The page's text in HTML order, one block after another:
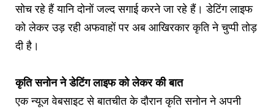
सोच रहे हैं यानि दोनों जल्द सगाई करने जा रहे हैं। डेटिंग लाइफ
को लेकर उड़ रही अफवाहों पर अब आखिरकार कृति ने चुप्पी तोड़
दी है।
कृति सनोन ने डेटिंग लाइफ को लेकर की बात
एक न्यूज वेबसाइट से बातचीत के दौरान कृति सनोन ने अपनी